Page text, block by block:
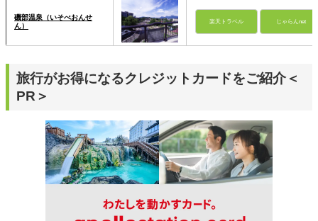
磯部温泉（いそべおんせ
ん）
楽天トラベル じゃらんnet
旅行がお得になるクレジットカードをご紹介＜
PR＞